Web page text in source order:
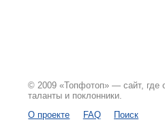
© 2009 «Топфотоп» — сайт, где
таланты и поклонники.
О проекте
FAQ
Поиск